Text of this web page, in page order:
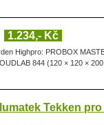
1.234,- Kč
Highpro: PROBOX
844 (120 × 120 ×
Tekken